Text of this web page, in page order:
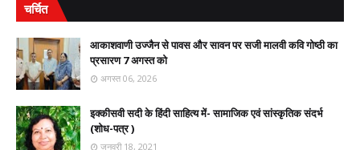
चर्चित
आकाशवाणी उज्जैन से पावस और सावन पर सजी मालवी कवि गोष्ठी का
प्रसारण 7 अगस्त को
अगस्त 06, 2026
इक्कीसवी सदी के हिंदी साहित्य में- सामाजिक एवं सांस्कृतिक संदर्भ
(शोध-पत्र )
जनवरी 18, 2021